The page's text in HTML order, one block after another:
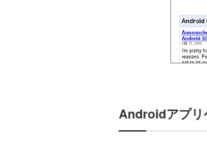
Androidアプリ